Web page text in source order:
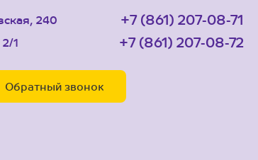
240 +7 (861) 207-08-71
1 +7 (861) 207-08-72
Обратный звонок